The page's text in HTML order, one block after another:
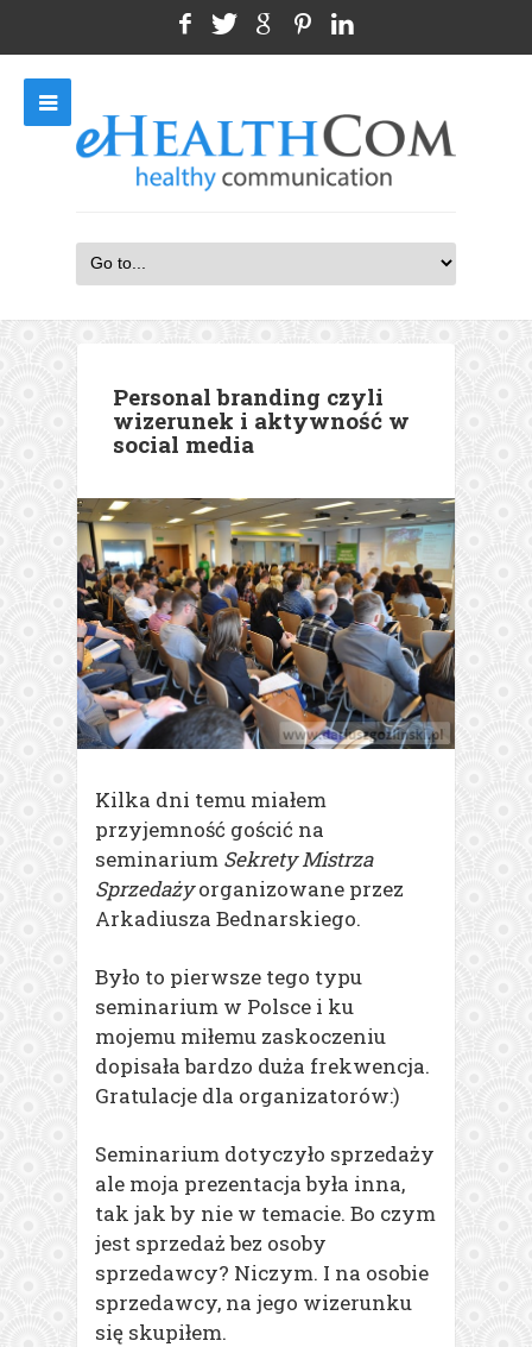
Personal branding czyli
wizerunek i aktywność w
social media
Kilka dni temu miałem
przyjemność gościć na
seminarium Sekrety Mistrza
Sprzedażyorganizowane przez
Arkadiusza Bednarskiego.
Było to pierwsze tego typu
seminarium w Polsce i ku
mojemu miłemu zaskoczeniu
dopisała bardzo duża frekwencja.
Gratulacje dla organizatorów:)
Seminarium dotyczyło sprzedaży
ale moja prezentacja była inna,
tak jak by nie w temacie. Bo czym
jest sprzedaż bez osoby
sprzedawcy? Niczym. I na osobie
sprzedawcy, na jego wizerunku
się skupiłem.